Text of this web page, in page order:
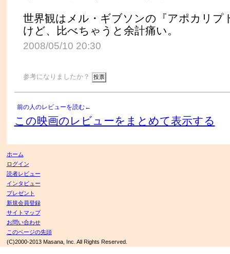
世界観はメル・ギブソンの『アポカリプ
けど、比べちゃうと余計痛い。
2008/05/10 20:30
参考になりましたか？
前の人のレビューを読む←
この映画のレビューをまとめて表示する
ホーム
ログイン
読者レビュー
インタビュー
プレゼント
新規会員登録
サイトマップ
お問い合わせ
このページの先頭
(C)2000-2013 Masana, Inc. All Rights Reserved.